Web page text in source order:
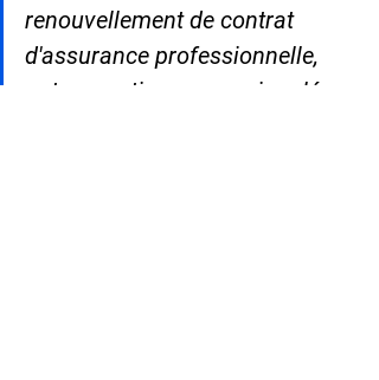
renouvellement de contrat
d'assurance professionnelle,
notre courtier nous a signalé